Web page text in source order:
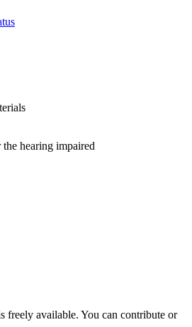
hearing impaired
freely available. You can contribute or